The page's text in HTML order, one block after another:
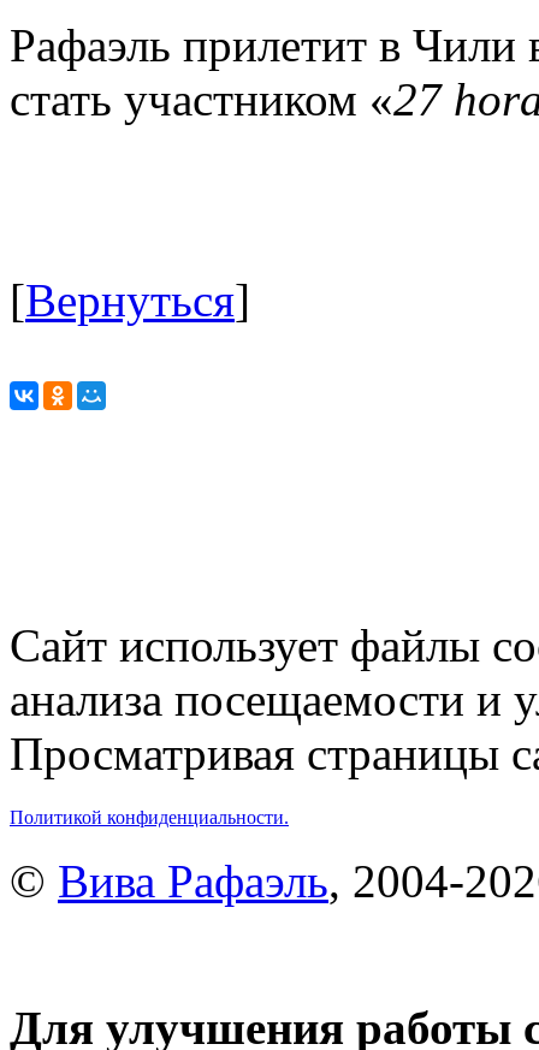
Рафаэль прилетит в Чили
стать участником «27
[Вернуться]
Сайт использует файлы
анализа посещаемости и
Просматривая страницы
Политикой конфиденциальности.
© Вива Рафаэль, 2004-
Для улучшения работы